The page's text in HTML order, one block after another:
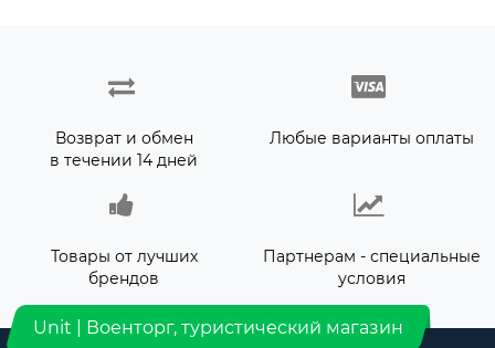
Возврат и обмен
в течении 14 дней
Любые варианты оплаты
Товары от лучших
брендов
Партнерам - специальные
условия
Unit | Военторг, туристический магазин